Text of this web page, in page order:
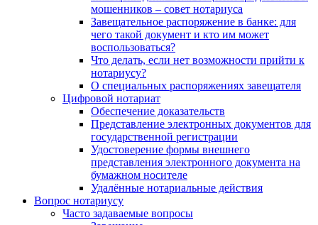
мошенников – совет нотариуса
Завещательное распоряжение в банке: для
чего такой документ и кто им может
воспользоваться?
Что делать, если нет возможности прийти к
нотариусу?
О специальных распоряжениях завещателя
Цифровой нотариат
Обеспечение доказательств
Представление электронных документов для
государственной регистрации
Удостоверение формы внешнего
представления электронного документа на
бумажном носителе
Удалённые нотариальные действия
Вопрос нотариусу
Часто задаваемые вопросы